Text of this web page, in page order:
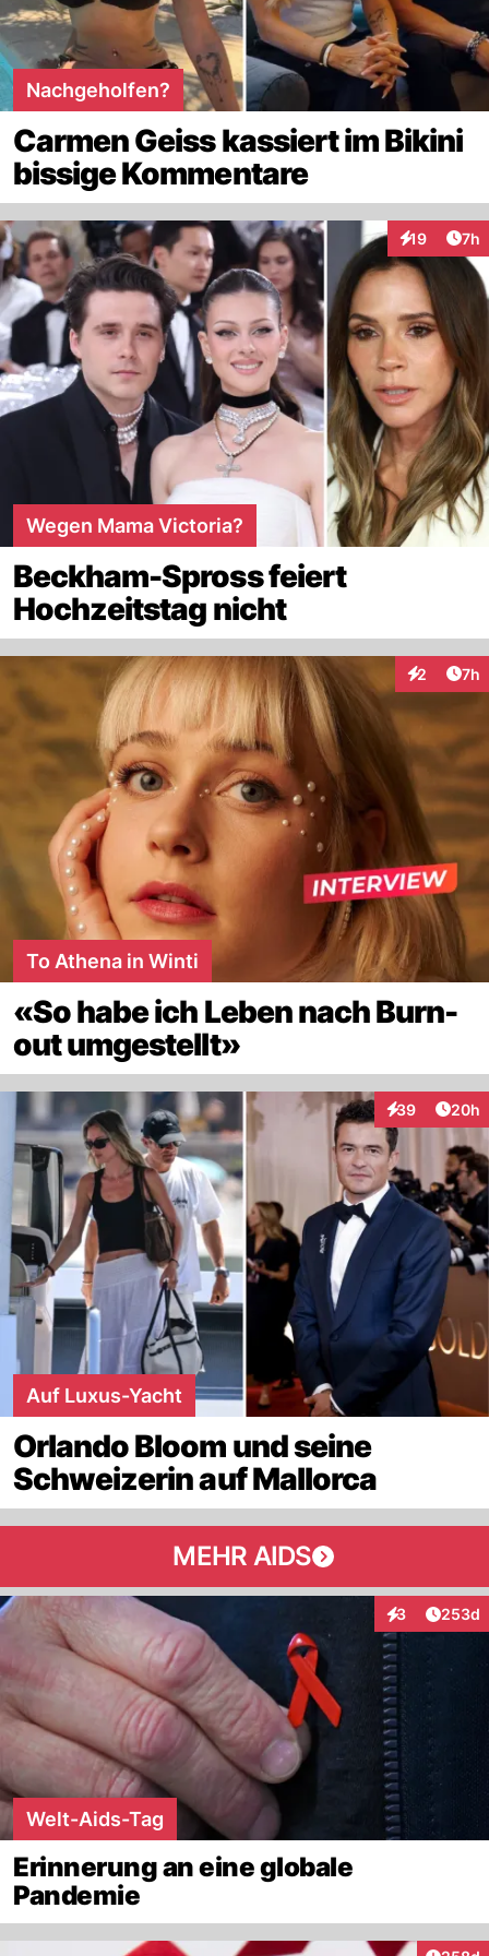
Nachgeholfen?
Carmen Geiss kassiert im Bikini
bissige Kommentare
19 7h
Wegen Mama Victoria?
Beckham-Spross feiert
Hochzeitstag nicht
2 7h
To Athena in Winti
«So habe ich Leben nach Burn-
out umgestellt»
39
Interaktionen
20h
Auf Luxus-Yacht
Orlando Bloom und seine
Schweizerin auf Mallorca
MEHR AIDS
3
Interaktionen
253d
Welt-Aids-Tag
Erinnerung an eine globale
Pandemie